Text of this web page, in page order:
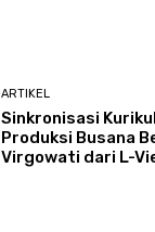
ARTIKEL
Sinkronisasi
Produksi Busana
Virgowati dari L-